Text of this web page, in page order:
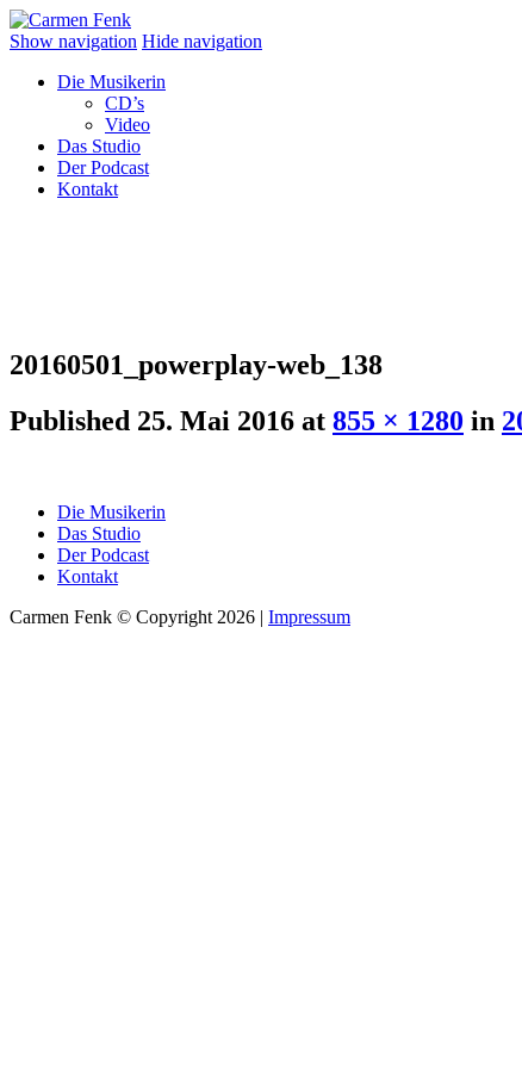
Show navigation Hide navigation
Die Musikerin
CD’s
Video
Das Studio
Der Podcast
Kontakt
20160501_powerplay-web_138
Published 25. Mai 2016 at 855 × 1280 in
Die Musikerin
Das Studio
Der Podcast
Kontakt
Carmen Fenk © Copyright 2026 | Impressum